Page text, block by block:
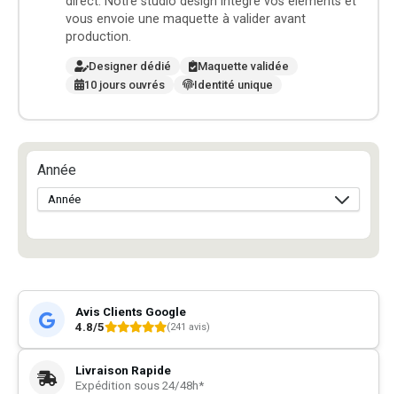
vous envoie une maquette à valider avant
production.
Designer dédié
Maquette validée
10 jours ouvrés
Identité unique
Année
Avis Clients Google
4.8/5
(241 avis)
Livraison Rapide
Expédition sous 24/48h*